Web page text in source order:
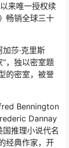
来唯一授权续
畅销全球三十
加莎·克里斯
”，独以密室题
的密室，被誉
Bennington
Dannay
推理小说代名
经典作家，开